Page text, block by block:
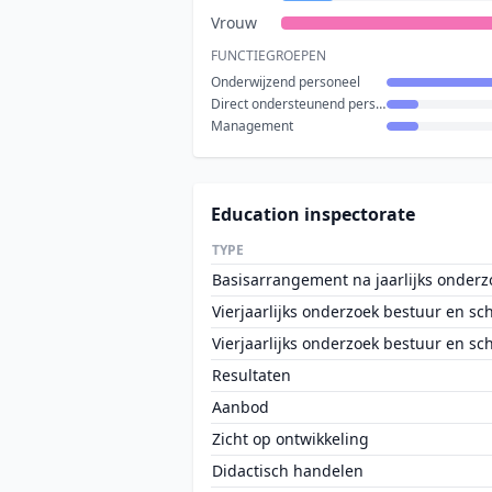
Vrouw
FUNCTIEGROEPEN
Onderwijzend personeel
Direct ondersteunend personeel
Management
Education inspectorate
TYPE
Basisarrangement na jaarlijks
Vierjaarlijks onderzoek bestuur en
Vierjaarlijks onderzoek bestuur en
Resultaten
Aanbod
Zicht op ontwikkeling
Didactisch handelen